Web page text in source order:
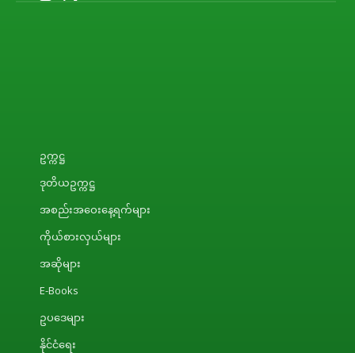
ဥက္ကဋ္ဌ
ဒုတိယဥက္ကဋ္ဌ
အစည်းအဝေးနေ့ရက်များ
ကိုယ်စားလှယ်များ
အဆိုများ
E-Books
ဥပဒေများ
နိုင်ငံရေး